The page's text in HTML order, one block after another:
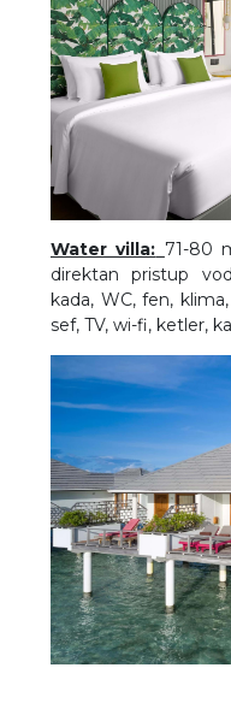
Water villa: 71-80
direktan pristup
kada, WC, fen,
sef, TV, wi-fi, ketler,